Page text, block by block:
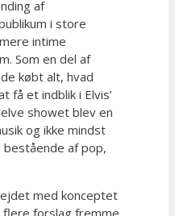
af
i store
intime
Som en del af
købt alt, hvad
få et indblik i Elvis’
showet blev en
og ikke mindst
bestående af pop,
med konceptet
forslag fremme